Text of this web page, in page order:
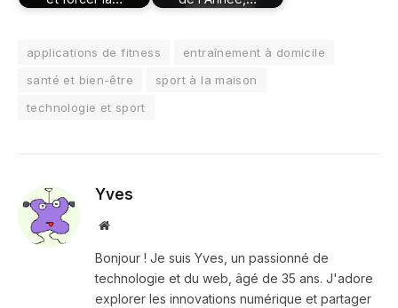
applications de fitness
entraînement à domicile
santé et bien-être
sport à la maison
technologie et sport
Yves
Site
Bonjour ! Je suis Yves, un passionné de
technologie et du web, âgé de 35 ans. J'adore
explorer les innovations numérique et partager